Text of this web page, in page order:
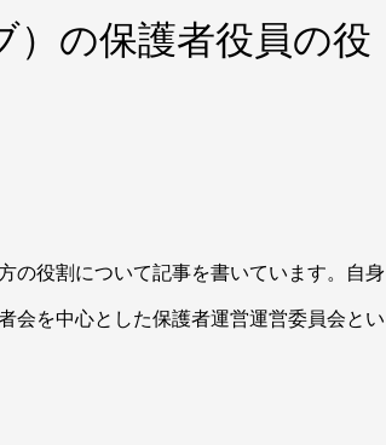
）の保護者役員の役
の役割について記事を書いています。自身
会を中心とした保護者運営運営委員会とい